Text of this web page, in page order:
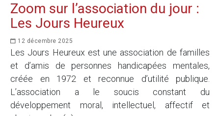
Zoom sur l’association du jour :
Les Jours Heureux
12 décembre 2025
Les Jours Heureux est une association de familles
et d’amis de personnes handicapées mentales,
créée en 1972 et reconnue d’utilité publique.
L’association a le soucis constant du
développement moral, intellectuel, affectif et